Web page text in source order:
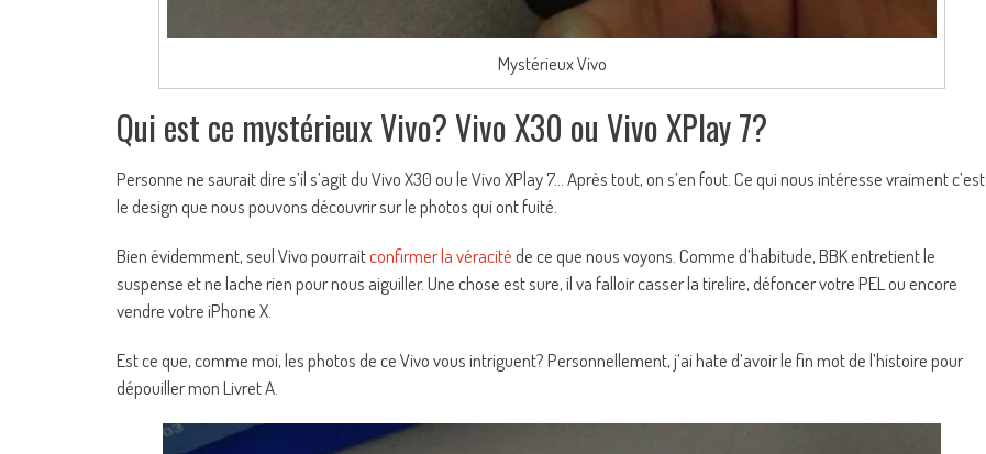
Mystérieux Vivo
Qui est ce mystérieux Vivo? Vivo X30 ou Vivo XPlay 7?
Personne ne saurait dire s’il s’agit du Vivo X30 ou le Vivo XPlay 7… Après tout, on s’en fout. Ce qui nous intéresse vraiment c’est
le design que nous pouvons découvrir sur le photos qui ont fuité.
Bien évidemment, seul Vivo pourraitconfirmer la véracitéde ce que nous voyons. Comme d’habitude, BBK entretient le
suspense et ne lache rien pour nous aiguiller. Une chose est sure, il va falloir casser la tirelire, défoncer votre PEL ou encore
vendre votre iPhone X.
Est ce que, comme moi, les photos de ce Vivo vous intriguent? Personnellement, j’ai hate d’avoir le fin mot de l’histoire pour
dépouiller mon Livret A.